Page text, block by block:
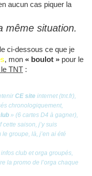
aucun cas piquer la
même situation.
ci-dessous ce que je
, mon « boulot » pour le
TNT :
CE site internet (tnt.fr),
chronologiquement,
» (6 cartes D4 à gagner),
cette saison, j’y suis
groupe, là, j’en ai été
infos club et orga groupés,
la promo de l’orga chaque